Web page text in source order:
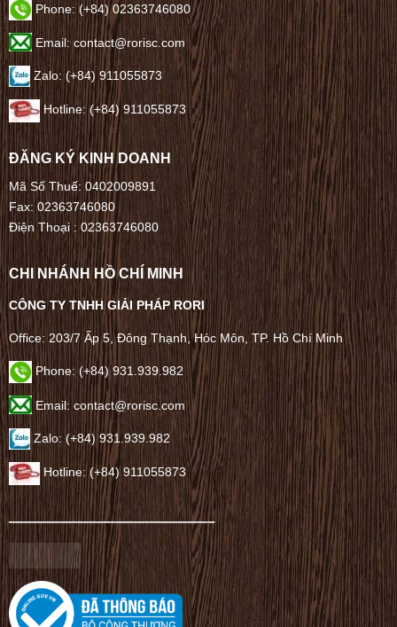
Phone:(+84) 02363746080
Email: contact@rorisc.com
Zalo: (+84) 911055873
Hotline: (+84) 911055873
ĐĂNG KÝ KINH DOANH
Mã Số Thuế: 0402009891
Fax: 02363746080
Điện Thoại :02363746080
CHI NHÁNH HỒ CHÍ MINH
CÔNG TY TNHH GIẢI PHÁP RORI
Office: 203/7 Ấp 5, Đông Thạnh, Hóc Môn, TP. Hồ Chí Minh
Phone: (+84) 931.939.982
Email: contact@rorisc.com
Zalo: (+84) 931.939.982
Hotline: (+84) 911055873
——————————————–